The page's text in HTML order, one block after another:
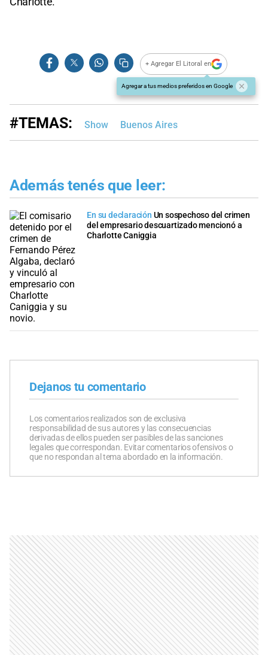
+ Agregar El Litoral en
Agregar a tus medios preferidos en Google
#TEMAS: Show Buenos Aires
Además tenés que leer:
En su declaración Un sospechoso del crimen
del empresario descuartizado mencionó a
Charlotte Caniggia
Dejanos tu comentario
Los comentarios realizados son de exclusiva
responsabilidad de sus autores y las consecuencias
derivadas de ellos pueden ser pasibles de las sanciones
legales que correspondan. Evitar comentarios ofensivos o
que no respondan al tema abordado en la información.